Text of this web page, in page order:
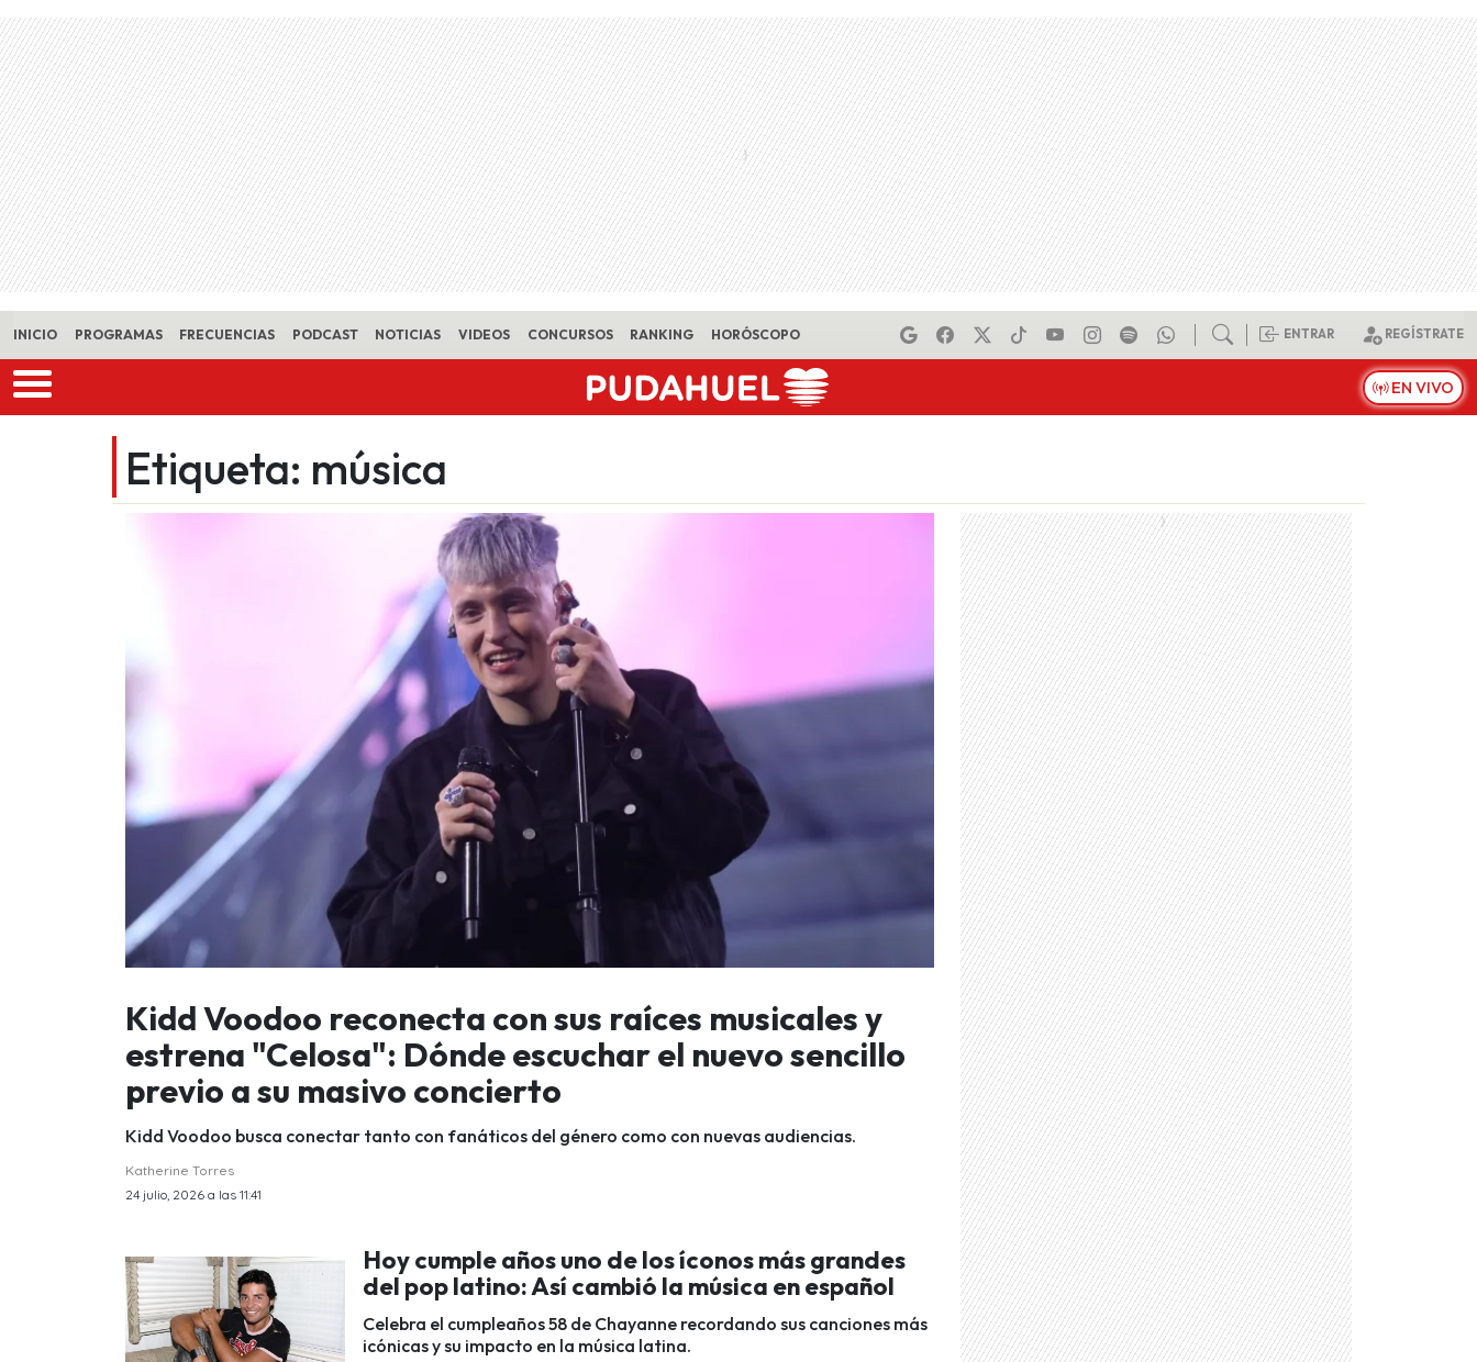
Skip to main content
INICIO PROGRAMAS FRECUENCIAS PODCAST NOTICIAS VIDEOS CONCURSOS RANKING HORÓSCOPO ENTRAR REGÍSTRATE
EN VIVO
Etiqueta: música
Kidd Voodoo reconecta con sus raíces musicales y
estrena "Celosa": Dónde escuchar el nuevo sencillo
previo a su masivo concierto
Kidd Voodoo busca conectar tanto con fanáticos del género como con nuevas audiencias.
Katherine Torres
24 julio, 2026 a las 11:41
Hoy cumple años uno de los íconos más grandes
del pop latino: Así cambió la música en español
Celebra el cumpleaños 58 de Chayanne recordando sus canciones más
icónicas y su impacto en la música latina.